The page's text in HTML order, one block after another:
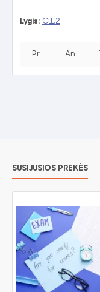
Lygis: C1.2
Pr An
SUSIJUSIOS PREKĖS